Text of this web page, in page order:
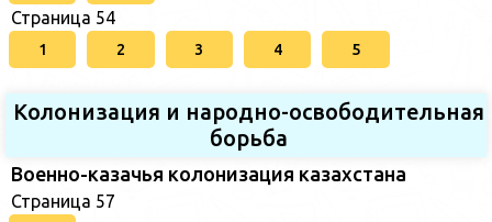
Страница 54
1 2 3 4 5
Колонизация и народно-освободительная
борьба
Военно-казачья колонизация казахстана
Страница 57